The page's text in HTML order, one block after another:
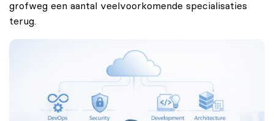
grofweg een aantal veelvoorkomende specialisaties
terug.